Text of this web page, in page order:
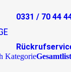
0331 / 70 44
Kategorie